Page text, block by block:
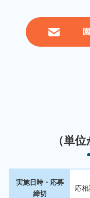
（単
実施日時・応募
締切
応相